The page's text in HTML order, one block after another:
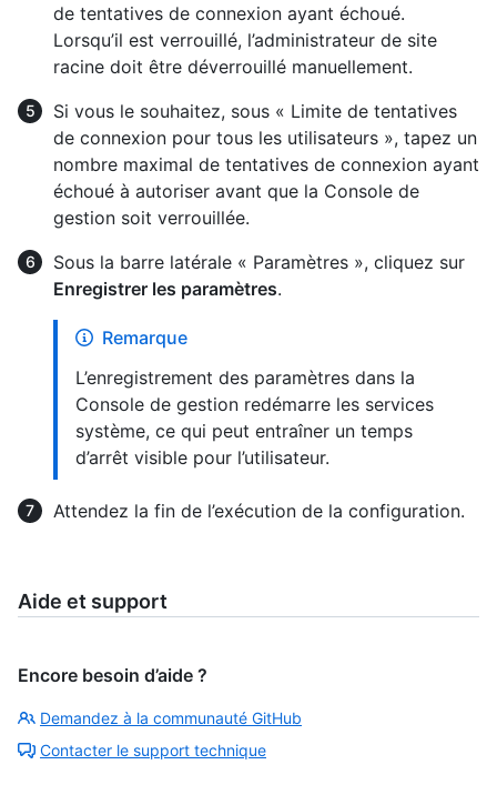
de tentatives de connexion ayant échoué.
Lorsqu’il est verrouillé, l’administrateur de site
racine doit être déverrouillé manuellement.
Si vous le souhaitez, sous « Limite de tentatives
de connexion pour tous les utilisateurs », tapez un
nombre maximal de tentatives de connexion ayant
échoué à autoriser avant que la Console de
gestion soit verrouillée.
Sous la barre latérale « Paramètres », cliquez sur
Enregistrer les paramètres.
Remarque
L’enregistrement des paramètres dans la
Console de gestion redémarre les services
système, ce qui peut entraîner un temps
d’arrêt visible pour l’utilisateur.
Attendez la fin de l’exécution de la configuration.
Aide et support
Encore besoin d’aide ?
Demandez à la communauté GitHub
Contacter le support technique